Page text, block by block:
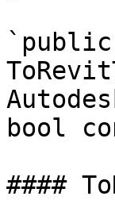
`public
bool
####